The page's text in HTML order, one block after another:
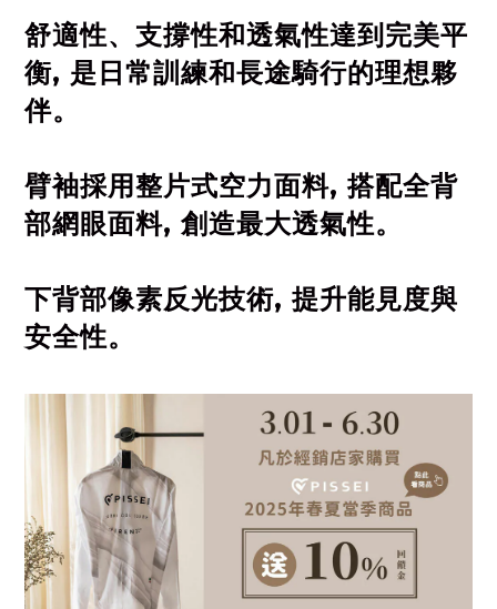
舒適性、支撐性和透氣性達到完美平
衡, 是日常訓練和長途騎行的理想夥
伴。
臂袖採用整片式空力面料, 搭配全背
部網眼面料, 創造最大透氣性。
下背部像素反光技術, 提升能見度與
安全性。